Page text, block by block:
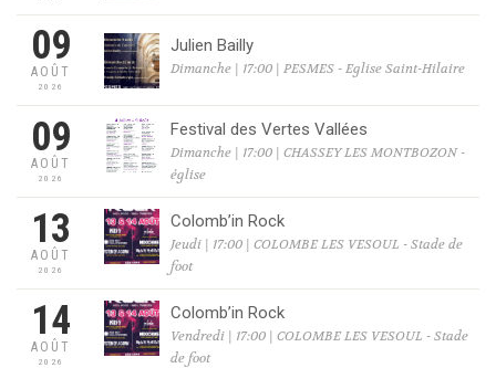
09
AOÛT
2026
Julien Bailly
Dimanche | 17:00 | PESMES - Eglise Saint-Hilaire
09
AOÛT
2026
Festival des Vertes Vallées
Dimanche | 17:00 | CHASSEY LES MONTBOZON -
église
13
AOÛT
2026
Colomb’in Rock
Jeudi | 17:00 | COLOMBE LES VESOUL - Stade de
foot
14
AOÛT
2026
Colomb’in Rock
Vendredi | 17:00 | COLOMBE LES VESOUL - Stade
de foot